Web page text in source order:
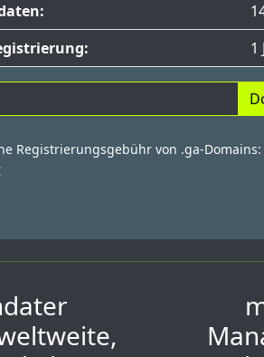
1
Registrierungsgebühr von .ga-